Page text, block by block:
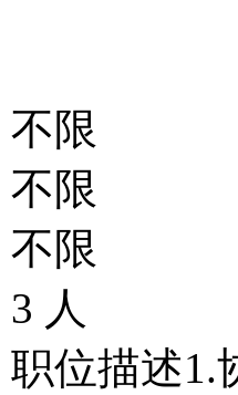
不限
不限
不限
3 人
职位描述1.